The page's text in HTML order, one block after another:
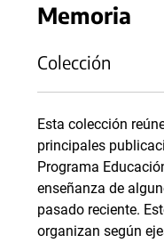
Memoria
Colección
Esta colección
principales
Programa
enseñanza de
pasado reciente.
organizan según